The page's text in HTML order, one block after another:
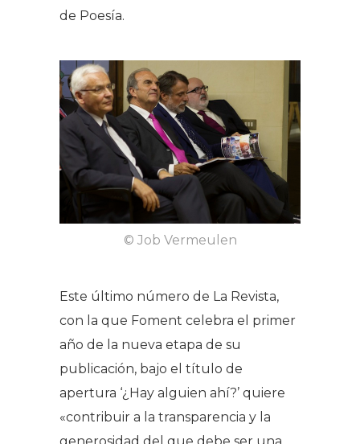
de Poesía.
© Job Vermeulen
Este último número de La Revista,
con la que Foment celebra el primer
año de la nueva etapa de su
publicación, bajo el título de
apertura ‘¿Hay alguien ahí?’ quiere
«contribuir a la transparencia y la